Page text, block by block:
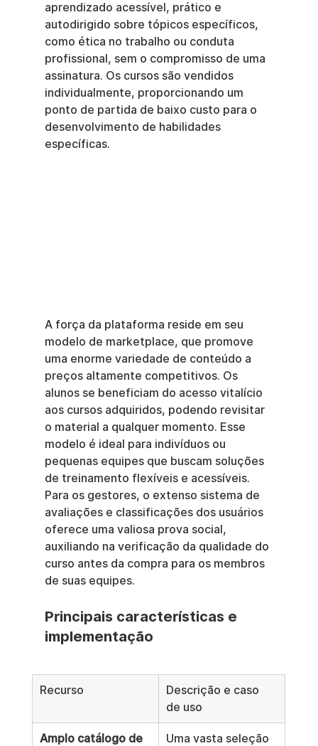
aprendizado acessível, prático e
autodirigido sobre tópicos específicos,
como ética no trabalho ou conduta
profissional, sem o compromisso de uma
assinatura. Os cursos são vendidos
individualmente, proporcionando um
ponto de partida de baixo custo para o
desenvolvimento de habilidades
específicas.
A força da plataforma reside em seu
modelo de marketplace, que promove
uma enorme variedade de conteúdo a
preços altamente competitivos. Os
alunos se beneficiam do acesso vitalício
aos cursos adquiridos, podendo revisitar
o material a qualquer momento. Esse
modelo é ideal para indivíduos ou
pequenas equipes que buscam soluções
de treinamento flexíveis e acessíveis.
Para os gestores, o extenso sistema de
avaliações e classificações dos usuários
oferece uma valiosa prova social,
auxiliando na verificação da qualidade do
curso antes da compra para os membros
de suas equipes.
Principais características e
implementação
Recurso
Descrição e caso
de uso
Amplo catálogo de
Uma vasta seleção